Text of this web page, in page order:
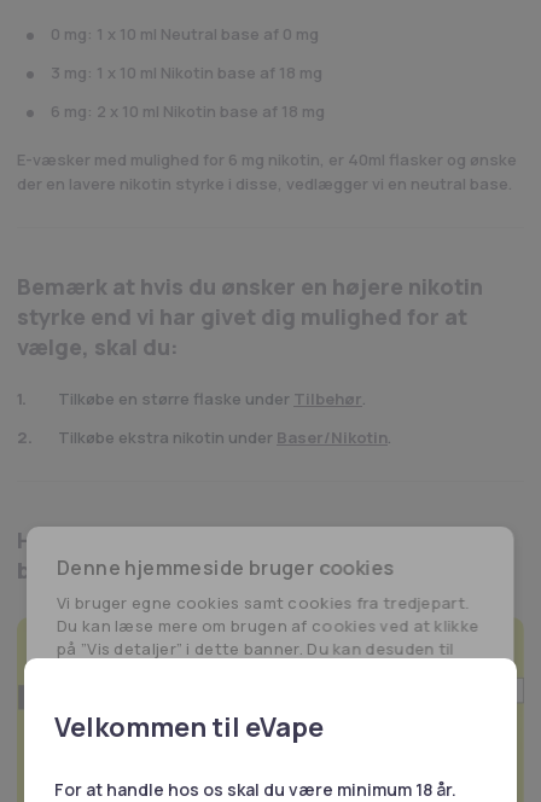
Velkommen til eVape
For at handle hos os skal du være minimum 18 år.
0 mg: 1 x 10 ml Neutral base af 0 mg
3 mg: 1 x 10 ml Nikotin base af 18 mg
6 mg: 2 x 10 ml Nikotin base af 18 mg
E-væsker med mulighed for 6 mg nikotin, er 40ml flasker og ønske
der en lavere nikotin styrke i disse, vedlægger vi en neutral base.
Bemærk at hvis du ønsker en højere nikotin
styrke end vi har givet dig mulighed for at
vælge, skal du:
Tilkøbe en større flaske under Tilbehør.
Tilkøbe ekstra nikotin under Baser/Nikotin.
Her ser du en illustration af hvordan du
blander:
Denne hjemmeside bruger cookies
Vi bruger egne cookies samt cookies fra tredjepart.
Du kan læse mere om brugen af cookies ved at klikke
på ”Vis detaljer” i dette banner. Du kan desuden til
af siden.
Herudover bruger vi også cookies til at indsamle
effektiviteten af vores annoncering. For mere